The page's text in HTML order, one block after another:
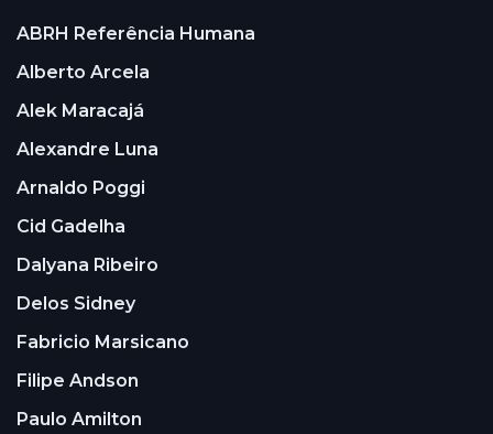
ABRH Referência Humana
Alberto Arcela
Alek Maracajá
Alexandre Luna
Arnaldo Poggi
Cid Gadelha
Dalyana Ribeiro
Delos Sidney
Fabricio Marsicano
Filipe Andson
Paulo Amilton